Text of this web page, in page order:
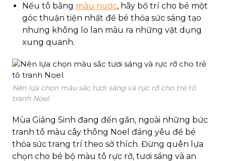
Nếu tô bằng màu nước, hãy bố trí cho bé một
góc thuận tiện nhất để bé thỏa sức sáng tạo
nhưng không lo lan màu ra những vật dụng
xung quanh.
Nên lựa chọn màu sắc tươi sáng và rực rỡ cho trẻ tô
tranh Noel.
Mùa Giáng Sinh đang đến gần, ngoài những bức
tranh tô màu cây thông Noel đáng yêu để bé
thỏa sức trang trí theo sở thích. Đừng quên lựa
chọn cho bé bộ màu tô rực rỡ, tươi sáng và an